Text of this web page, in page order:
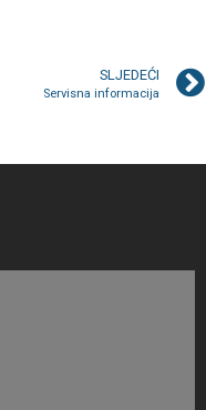
SLJEDEĆI
Servisna informacija